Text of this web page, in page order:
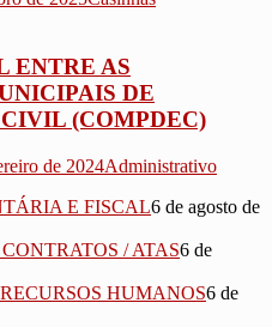
ENTRE AS
DE
(COMPDEC)
de 2024Administrativo
E FISCAL6 de agosto de
/ ATAS6 de
HUMANOS6 de